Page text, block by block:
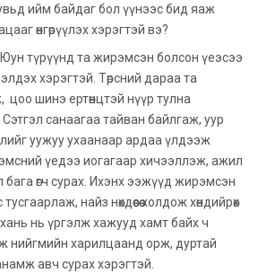
ийм байдаг бол үүнээс бид яаж
өнгөрүүлэх хэрэгтэй вэ?
. Юун түрүүнд та жирэмсэн болсон үеэсээ
хэрэгтэй. Төрсний дараа та
шинэ ертөнцтэй нүүр тулна
санаагаа тайван байлгаж, уур
уужуу ухаанаар ардаа үлдээж
үедээ иогагаар хичээллэж, ажил
бага өгч сурах. Ихэнх ээжүүд жирэмсэн
тусгаарлаж, найз нөхдөөсөө холдож хөндийрөх
нь үргэлж хажууд хамт байх ч
нийгмийн харилцаанд орж, дуртай
авч сурах хэрэгтэй.